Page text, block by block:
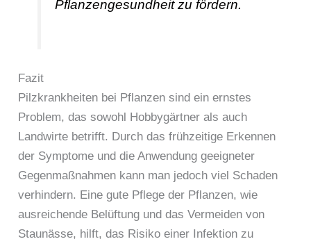
Pflanzengesundheit zu fördern.
Fazit
Pilzkrankheiten bei Pflanzen sind ein ernstes
Problem, das sowohl Hobbygärtner als auch
Landwirte betrifft. Durch das frühzeitige Erkennen
der Symptome und die Anwendung geeigneter
Gegenmaßnahmen kann man jedoch viel Schaden
verhindern. Eine gute Pflege der Pflanzen, wie
ausreichende Belüftung und das Vermeiden von
Staunässe, hilft, das Risiko einer Infektion zu